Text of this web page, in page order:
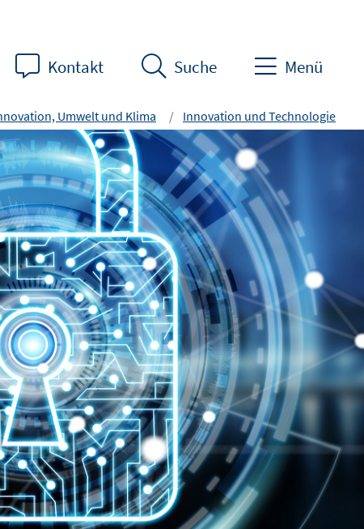
Kontakt Suche Menü
Umwelt und Klima Innovation und Technologie